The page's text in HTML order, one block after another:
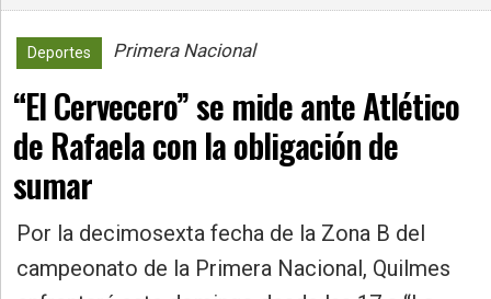
»
Policiales
»
Provincia
»
Deportes Primera Nacional
“El Cervecero” se mide ante Atlético
de Rafaela con la obligación de
sumar
Por la decimosexta fecha de la Zona B del
campeonato de la Primera Nacional, Quilmes